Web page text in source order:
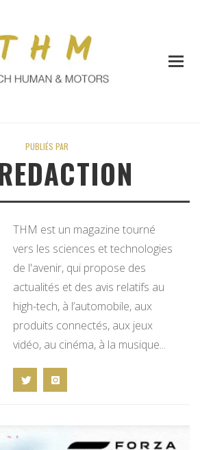
PUBLIÉS PAR
THM est un magazine tourné
vers les sciences et technologies
de l'avenir, qui propose des
actualités et des avis relatifs au
high-tech, à l’automobile, aux
produits connectés, aux jeux
vidéo, au cinéma, à la musique...